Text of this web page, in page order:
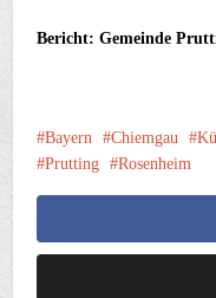
Bericht: Gemeinde
Bayern Chiemgau
Prutting
Rosenheim